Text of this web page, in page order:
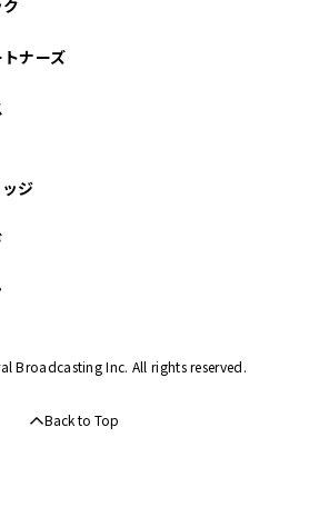
ナーズ
ジ
Broadcasting Inc. All rights reserved.
Back to Top